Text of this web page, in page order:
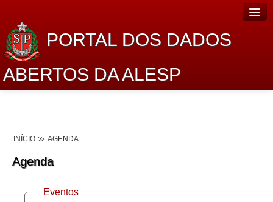
PORTAL DOS DADOS
ABERTOS DA ALESP
Lei de Acesso à Informação
Dados Governamentais Abertos
INÍCIO AGENDA
Agenda
Eventos